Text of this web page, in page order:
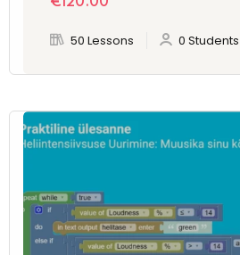
50 Lessons 0 Students